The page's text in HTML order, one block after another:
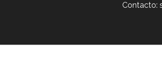
Contacto: